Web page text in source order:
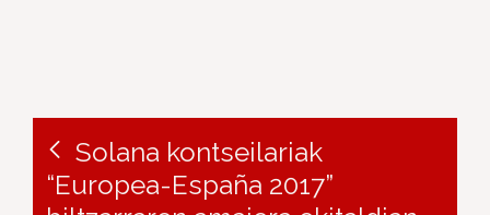
Solana kontseilariak
“Europea-España 2017”